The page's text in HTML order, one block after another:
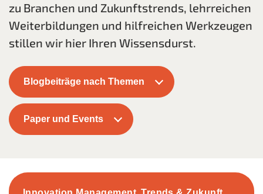
zu Branchen und Zukunftstrends, lehrreichen
Weiterbildungen und hilfreichen Werkzeugen
stillen wir hier Ihren Wissensdurst.
Blogbeiträge nach Themen
Paper und Events